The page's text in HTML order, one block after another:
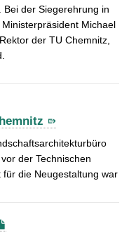
der Siegerehrung in
Michael
der TU Chemnitz,
der Technischen
für die Neugestaltung war